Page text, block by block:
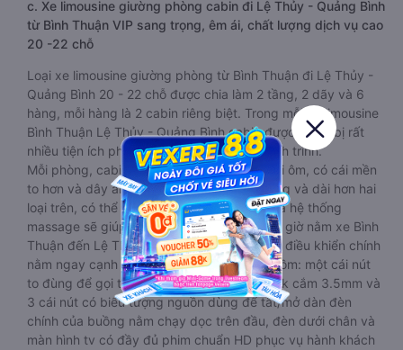
c. Xe limousine giường phòng cabin đi Lệ Thủy - Quảng Bình
từ Bình Thuận VIP sang trọng, êm ái, chất lượng dịch vụ cao
20 -22 chỗ
Loại xe limousine giường phòng từ Bình Thuận đi Lệ Thủy -
Quảng Bình 20 - 22 chỗ được chia làm 2 tầng, 2 dãy và 6
hàng, mỗi hàng là 2 cabin riêng biệt. Trong mỗi xe limousine
Bình Thuận Lệ Thủy - Quảng Bình cabin được trang bị rất
nhiều tiện ích phục vụ hành khách suốt hành trình.
Mỗi phòng, cabin đều có gối nằm rời, có gối ôm, có cái mền
to hơn và dây an toàn seat belt. Giường rộng và dài hơn hai
loại trên, có thể lăn lộn thoải mái. Đặc biệt là hệ thống
massage sẽ giúp bạn thư giãn trong những giờ nằm xe Bình
Thuận đến Lệ Thủy - Quảng Bình dài. Bảng điều khiển chính
nằm ngay cạnh đầu để tiện tay tuỳ chỉnh gồm: một cái nút
to đùng để gọi tiếp viên, 2 cổng USB , 1 jack cắm 3.5mm và
3 cái nút có biểu tượng nguồn dùng để tắt/mở dàn đèn
chính của buồng nằm chạy dọc trên đầu, đèn dưới chân và
màn hình tv có đầy đủ phim chuẩn HD phục vụ hành khách